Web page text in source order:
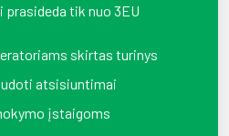
prasideda tik nuo 3EU
skirtas turinys
atsisiuntimai
įstaigoms